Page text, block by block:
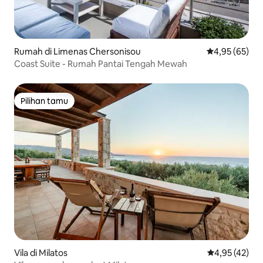
Rumah di Limenas Chersonisou Nilai rata-rata
4,95 (65)
Coast Suite - Rumah Pantai Tengah Mewah
Pilihan tamu
Pilihan tamu
Vila di Milatos Nilai rata-rata
4,95 (42)